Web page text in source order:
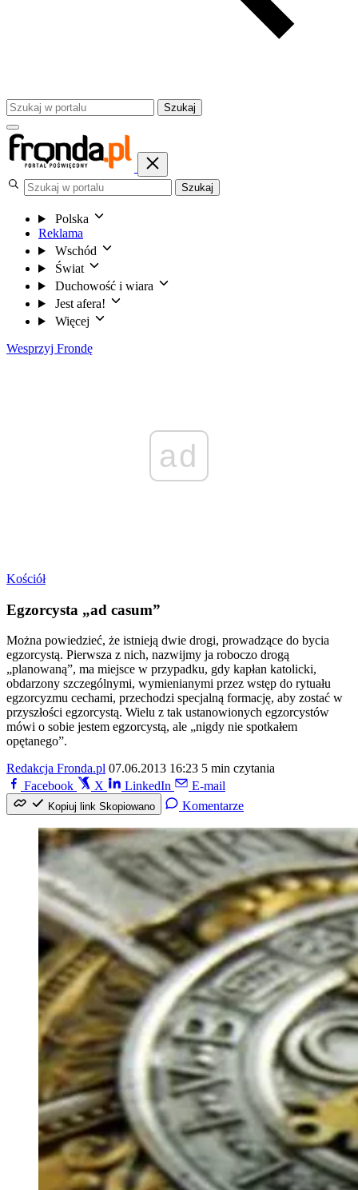
Szukaj
Szukaj
Polska
Reklama
Wschód
Świat
Duchowość i wiara
Jest afera!
Więcej
Wesprzyj Frondę
ad
Kościół
Egzorcysta „ad casum”
Można powiedzieć, że istnieją dwie drogi, prowadzące do bycia
egzorcystą. Pierwsza z nich, nazwijmy ja roboczo drogą
„planowaną”, ma miejsce w przypadku, gdy kapłan katolicki,
obdarzony szczególnymi, wymienianymi przez wstęp do rytuału
egzorcyzmu cechami, przechodzi specjalną formację, aby zostać w
przyszłości egzorcystą. Wielu z tak ustanowionych egzorcystów
mówi o sobie jestem egzorcystą, ale „nigdy nie spotkałem
opętanego”.
Redakcja Fronda.pl 07.06.2013 16:23 5 min czytania
Facebook
X LinkedIn E-mail
Kopiuj link Skopiowano Komentarze